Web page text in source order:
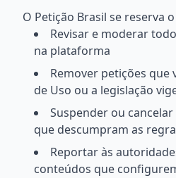
O Petição Brasil se reserva
Revisar e moderar
na plataforma
Remover petições que
de Uso ou a legislação
Suspender ou
que descumpram as
Reportar às
conteúdos que